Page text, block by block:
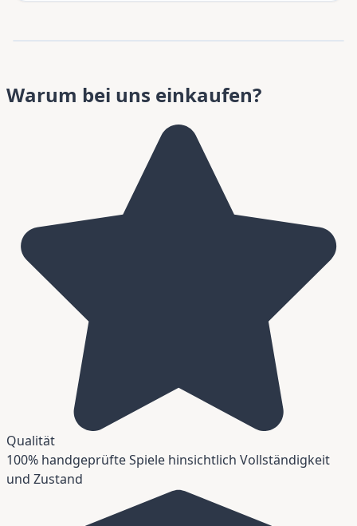
Warum bei uns einkaufen?
Qualität
100% handgeprüfte Spiele hinsichtlich Vollständigkeit
und Zustand